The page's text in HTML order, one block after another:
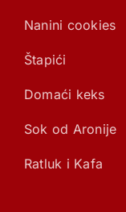
Nanini cookies
Štapići
Domaći keks
Sok od Aronije
Ratluk i Kafa